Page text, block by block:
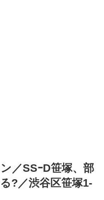
／SSｰD笹塚、部
?／渋谷区笹塚1-